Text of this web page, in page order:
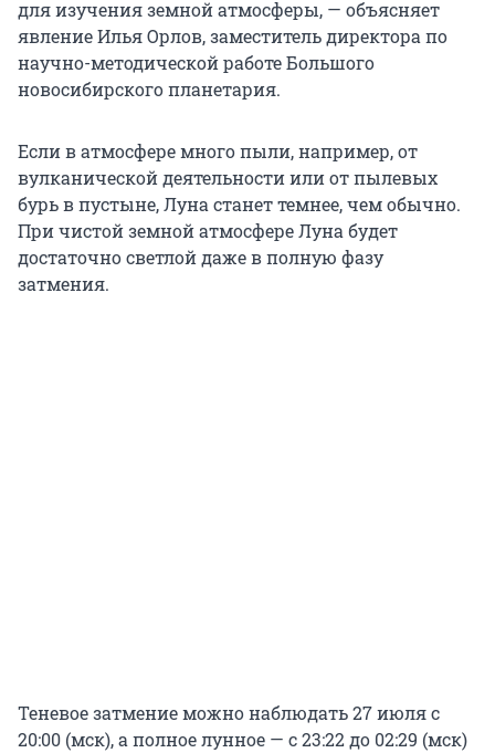
для изучения земной атмосферы, — объясняет
явление Илья Орлов, заместитель директора по
научно-методической работе Большого
новосибирского планетария.
Если в атмосфере много пыли, например, от
вулканической деятельности или от пылевых
бурь в пустыне, Луна станет темнее, чем обычно.
При чистой земной атмосфере Луна будет
достаточно светлой даже в полную фазу
затмения.
Теневое затмение можно наблюдать 27 июля с
20:00 (мск), а полное лунное — с 23:22 до 02:29 (мск)